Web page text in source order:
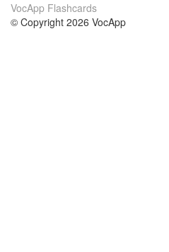
VocApp Flashcards
© Copyright 2026 VocApp